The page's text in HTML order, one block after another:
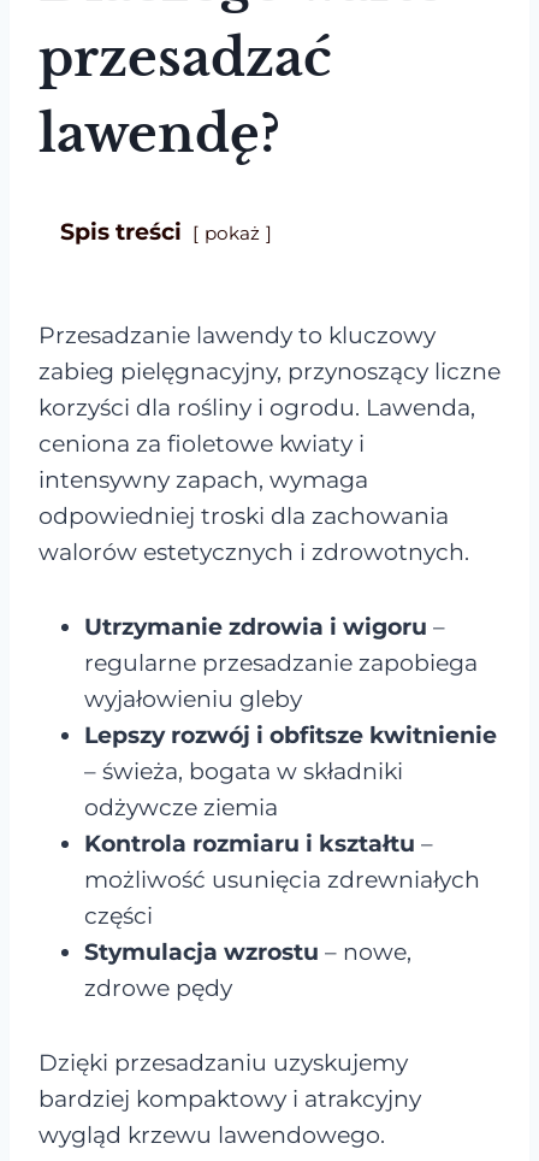
przesadzać
lawendę?
Spis treści pokaż
Przesadzanie lawendy to kluczowy
zabieg pielęgnacyjny, przynoszący liczne
korzyści dla rośliny i ogrodu. Lawenda,
ceniona za fioletowe kwiaty i
intensywny zapach, wymaga
odpowiedniej troski dla zachowania
walorów estetycznych i zdrowotnych.
Utrzymanie zdrowia i wigoru –
regularne przesadzanie zapobiega
wyjałowieniu gleby
Lepszy rozwój i obfitsze kwitnienie
– świeża, bogata w składniki
odżywcze ziemia
Kontrola rozmiaru i kształtu –
możliwość usunięcia zdrewniałych
części
Stymulacja wzrostu – nowe,
zdrowe pędy
Dzięki przesadzaniu uzyskujemy
bardziej kompaktowy i atrakcyjny
wygląd krzewu lawendowego.